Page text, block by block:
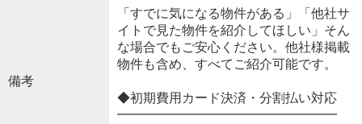
備考
「すでに気になる物件がある」「他社サ
イトで見た物件を紹介してほしい」そん
な場合でもご安心ください。他社様掲載
物件も含め、すべてご紹介可能です。
◆初期費用カード決済・分割払い対応
━━━━━━━━━━━━━━━━━